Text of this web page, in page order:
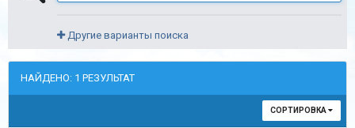
Другие варианты поиска
НАЙДЕНО: 1 РЕЗУЛЬТАТ
СОРТИРОВКА